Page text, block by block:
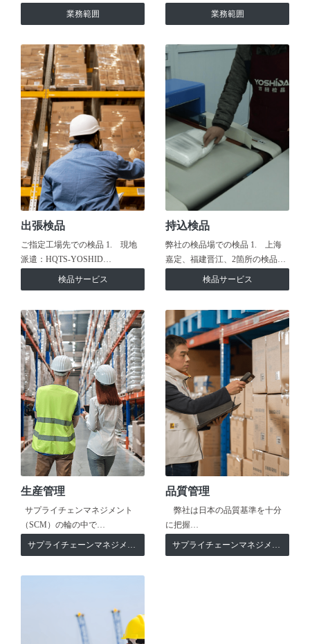
業務範囲 業務範囲
出張検品
ご指定工場先での検品 1. 現地
派遣：HQTS-YOSHID…
検品サービス
持込検品
弊社の検品場での検品 1. 上海
嘉定、福建晋江、2箇所の検品…
検品サービス
生産管理
サプライチェンマネジメント
（SCM）の輪の中で…
サプライチェーンマネジメント
品質管理
弊社は日本の品質基準を十分
に把握…
サプライチェーンマネジメント